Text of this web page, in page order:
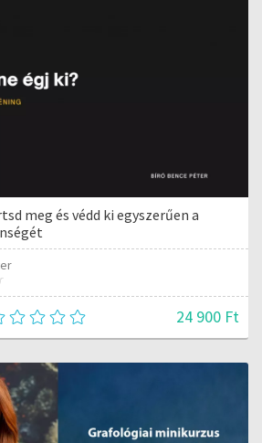
meg és védd ki egyszerűen a
24 900 Ft